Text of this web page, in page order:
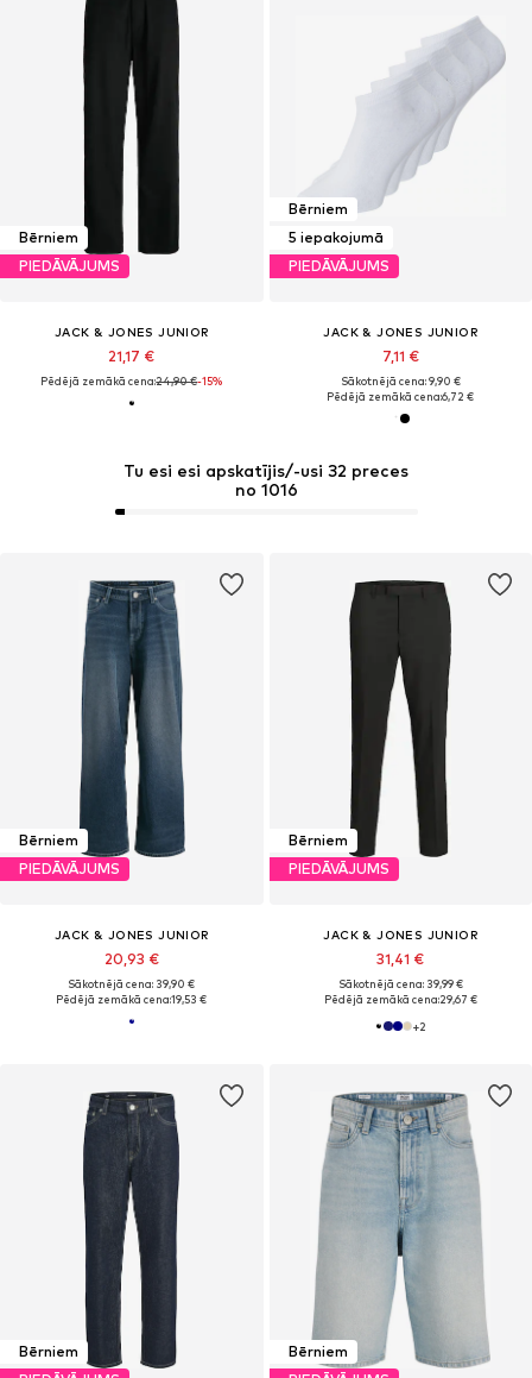
Tu esi esi apskatījis/-usi 32 preces
no 1016
Bērniem
PIEDĀVĀJUMS
JACK & JONES JUNIOR
21,17 €
Pēdējā zemākā cena:24,90 €-15%
Bērniem
5 iepakojumā
PIEDĀVĀJUMS
JACK & JONES JUNIOR
7,11 €
Sākotnējā cena: 9,90 €
Pēdējā zemākā cena:6,72 €
Bērniem
PIEDĀVĀJUMS
JACK & JONES JUNIOR
20,93 €
Sākotnējā cena: 39,90 €
Pēdējā zemākā cena:19,53 €
Bērniem
PIEDĀVĀJUMS
JACK & JONES JUNIOR
31,41 €
Sākotnējā cena: 39,99 €
Pēdējā zemākā cena:29,67 €
+2
Bērniem
Bērniem